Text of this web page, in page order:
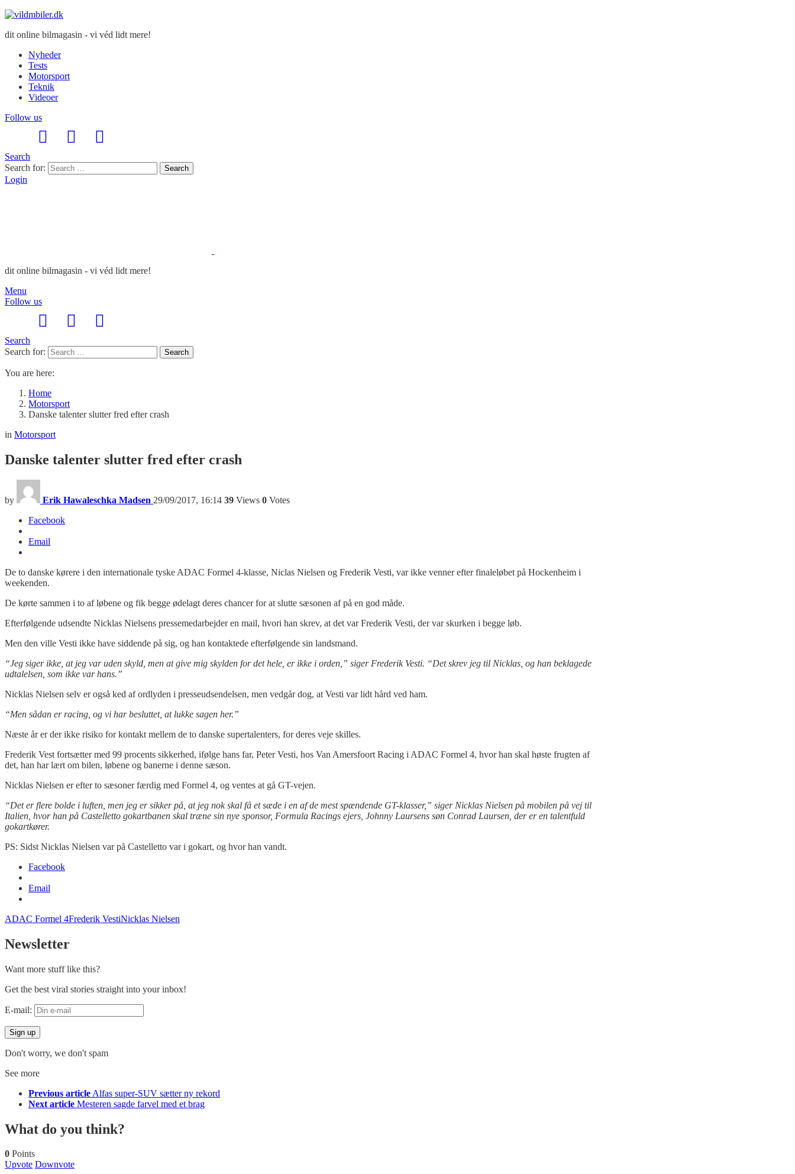
dit online bilmagasin - vi véd lidt mere!
Nyheder
Tests
Motorsport
Teknik
Videoer
Follow us
Search
Search for:
Search
Login
dit online bilmagasin - vi véd lidt mere!
Menu
Follow us
Search
Search for:
Search
You are here:
Home
Motorsport
Danske talenter slutter fred efter crash
in Motorsport
Danske talenter slutter fred efter crash
by Erik Hawaleschka Madsen 29/09/2017, 16:14 39 Views 0 Votes
Facebook
Email
De to danske kørere i den internationale tyske ADAC Formel 4-klasse, Niclas Nielsen og Frederik Vesti, var ikke venner efter finaleløbet på Hockenheim i
weekenden.
De kørte sammen i to af løbene og fik begge ødelagt deres chancer for at slutte sæsonen af på en god måde.
Efterfølgende udsendte Nicklas Nielsens pressemedarbejder en mail, hvori han skrev, at det var Frederik Vesti, der var skurken i begge løb.
Men den ville Vesti ikke have siddende på sig, og han kontaktede efterfølgende sin landsmand.
“Jeg siger ikke, at jeg var uden skyld, men at give mig skylden for det hele, er ikke i orden,” siger Frederik Vesti. “Det skrev jeg til Nicklas, og han beklagede
udtalelsen, som ikke var hans.”
Nicklas Nielsen selv er også ked af ordlyden i presseudsendelsen, men vedgår dog, at Vesti var lidt hård ved ham.
“Men sådan er racing, og vi har besluttet, at lukke sagen her.”
Næste år er der ikke risiko for kontakt mellem de to danske supertalenters, for deres veje skilles.
Frederik Vest fortsætter med 99 procents sikkerhed, ifølge hans far, Peter Vesti, hos Van Amersfoort Racing i ADAC Formel 4, hvor han skal høste frugten af
det, han har lært om bilen, løbene og banerne i denne sæson.
Nicklas Nielsen er efter to sæsoner færdig med Formel 4, og ventes at gå GT-vejen.
“Det er flere bolde i luften, men jeg er sikker på, at jeg nok skal få et sæde i en af de mest spændende GT-klasser,” siger Nicklas Nielsen på mobilen på vej til
Italien, hvor han på Castelletto gokartbanen skal træne sin nye sponsor, Formula Racings ejers, Johnny Laursens søn Conrad Laursen, der er en talentfuld
gokartkører.
PS: Sidst Nicklas Nielsen var på Castelletto var i gokart, og hvor han vandt.
Facebook
Email
ADAC Formel 4Frederik VestiNicklas Nielsen
Newsletter
Want more stuff like this?
Get the best viral stories straight into your inbox!
E-mail:
Don't worry, we don't spam
See more
Previous article Alfas super-SUV sætter ny rekord
Next article Mesteren sagde farvel med et brag
What do you think?
0 Points
Upvote Downvote